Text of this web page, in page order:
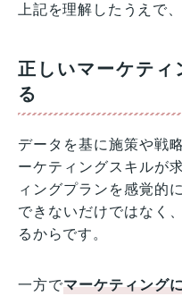
上記を理解したうえで
正しいマーケティ
る
データを基に施策や戦
ーケティングスキルが
ィングプランを感覚的
できないだけではなく
るからです。
一方でマーケティング